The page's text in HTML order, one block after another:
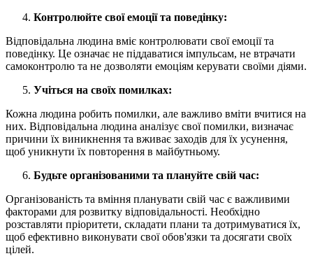
Контролюйте свої емоції та поведінку:
Відповідальна людина вміє контролювати свої емоції та
поведінку. Це означає не піддаватися імпульсам, не втрачати
самоконтролю та не дозволяти емоціям керувати своїми діями.
Учіться на своїх помилках:
Кожна людина робить помилки, але важливо вміти вчитися на
них. Відповідальна людина аналізує свої помилки, визначає
причини їх виникнення та вживає заходів для їх усунення,
щоб уникнути їх повторення в майбутньому.
Будьте організованими та плануйте свій час:
Організованість та вміння планувати свій час є важливими
факторами для розвитку відповідальності. Необхідно
розставляти пріоритети, складати плани та дотримуватися їх,
щоб ефективно виконувати свої обов'язки та досягати своїх
цілей.